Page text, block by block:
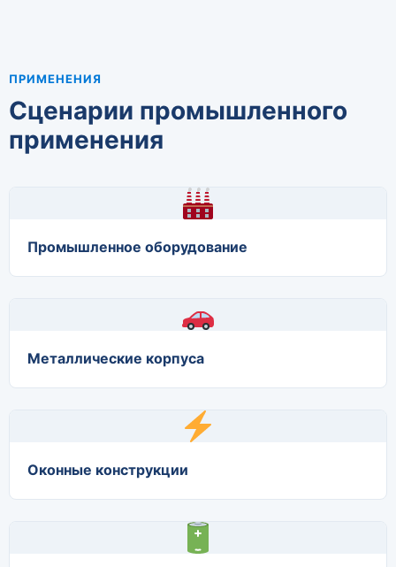
ПРИМЕНЕНИЯ
Сценарии промышленного
применения
Промышленное оборудование
Металлические корпуса
Оконные конструкции